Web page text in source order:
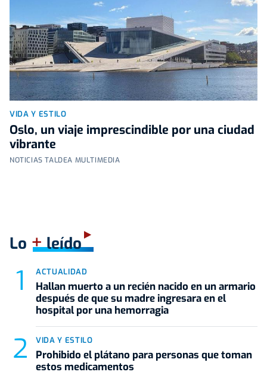
VIDA Y ESTILO
Oslo, un viaje imprescindible por una ciudad
vibrante
NOTICIAS TALDEA MULTIMEDIA
Lo +leído
ACTUALIDAD
Hallan muerto a un recién nacido en un armario
después de que su madre ingresara en el
hospital por una hemorragia
VIDA Y ESTILO
Prohibido el plátano para personas que toman
estos medicamentos